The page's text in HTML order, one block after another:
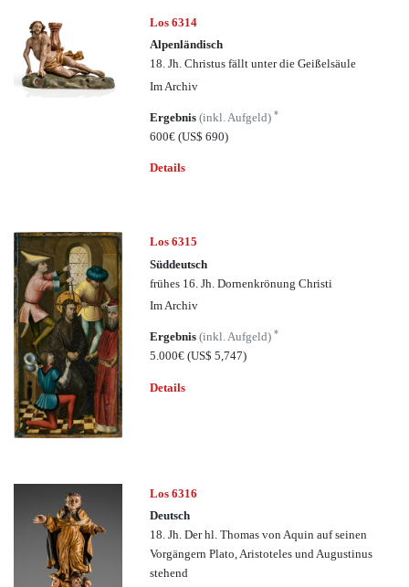
Los 6314
Alpenländisch
18. Jh. Christus fällt unter die Geißelsäule
Im Archiv
Ergebnis(inkl. Aufgeld)*
600€(US$ 690)
Details
Los 6315
Süddeutsch
frühes 16. Jh. Dornenkrönung Christi
Im Archiv
Ergebnis(inkl. Aufgeld)*
5.000€(US$ 5,747)
Details
Los 6316
Deutsch
18. Jh. Der hl. Thomas von Aquin auf seinen
Vorgängern Plato, Aristoteles und Augustinus
stehend